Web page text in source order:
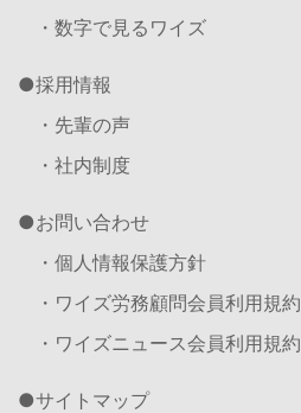
・数字で見るワイズ
採用情報
・先輩の声
・社内制度
お問い合わせ
・個人情報保護方針
・ワイズ労務顧問会員利用規約
・ワイズニュース会員利用規約
サイトマップ